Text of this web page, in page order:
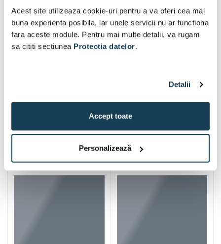
Acest site utilizeaza cookie-uri pentru a va oferi cea mai
buna experienta posibila, iar unele servicii nu ar functiona
fara aceste module. Pentru mai multe detalii, va rugam
sa cititi sectiunea Protectia datelor.
Detalii
Accept toate
Personalizează
Alti clienti au vizitat si